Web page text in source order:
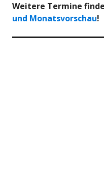
Weitere Termine
und Monatsvorschau!